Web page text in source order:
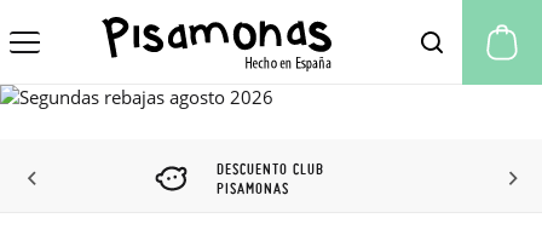
DESCUENTO CLUB
PISAMONAS